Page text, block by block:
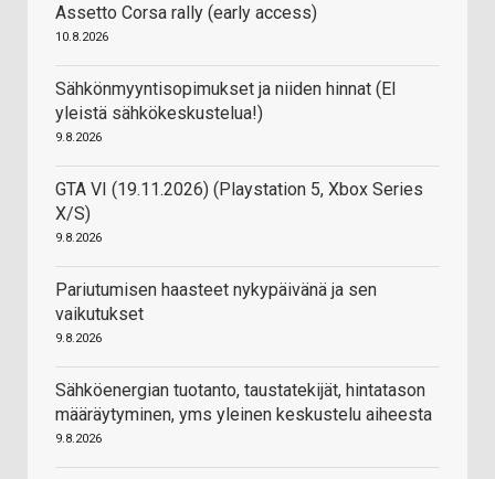
Assetto Corsa rally (early access)
10.8.2026
Sähkönmyyntisopimukset ja niiden hinnat (EI
yleistä sähkökeskustelua!)
9.8.2026
GTA VI (19.11.2026) (Playstation 5, Xbox Series
X/S)
9.8.2026
Pariutumisen haasteet nykypäivänä ja sen
vaikutukset
9.8.2026
Sähköenergian tuotanto, taustatekijät, hintatason
määräytyminen, yms yleinen keskustelu aiheesta
9.8.2026